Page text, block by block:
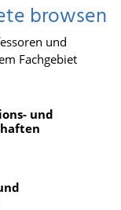
browsen
und
Fachgebiet
und